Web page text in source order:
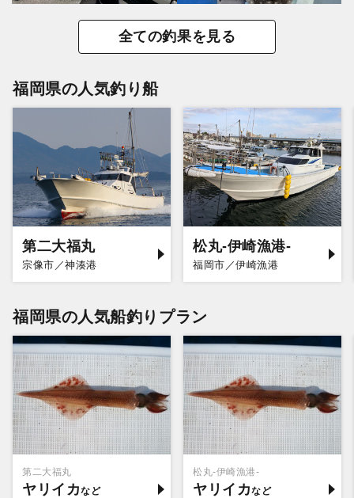
全ての釣果を見る
福岡県の人気釣り船
第二大福丸
宗像市／神湊港
松丸-伊崎漁港-
福岡市／伊崎漁港
福岡県の人気船釣りプラン
第二大福丸
ヤリイカ
松丸-伊崎漁港-
ヤリイカ